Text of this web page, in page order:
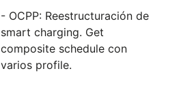
- OCPP: Reestructuración de
smart charging. Get
composite schedule con
varios profile.